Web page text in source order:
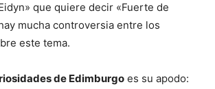
que quiere decir «Fuerte de
mucha controversia entre los
este tema.
de Edimburgo es su apodo: